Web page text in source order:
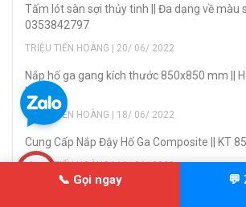
Tấm lót sàn sợi thủy tinh || Đa dạng về màu
0353842797
TRIỆU TIẾN HOÀNG | 20/ 06/ 2022
Nắp hố ga gang kích thước 850x850 mm ||
kho
TRIỆU TIẾN HOÀNG | 18/ 06/ 2022
Cung Cấp Nắp Đậy Hố Ga Composite || KT
TRIỆU TIẾN HOÀNG | 16/ 06/ 2022
📞 Gọi ngay 💬